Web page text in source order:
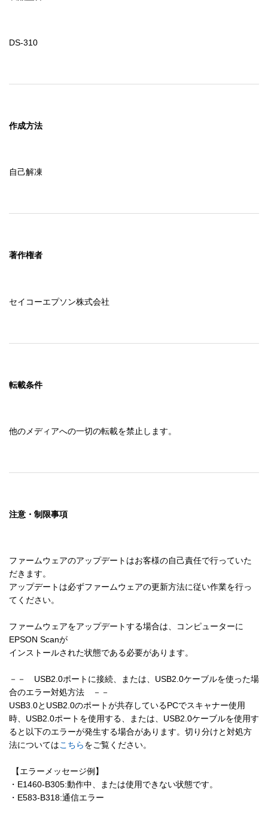
自身がその必要なサービスや補修にかかる費用を負担する
間接損害の責任を負わないものとします。
これは当社及び当社の代理人がそのような可能性を通知
なる場合においても、当社に責任がある場合の上限の賠償
超えないものとします。
ーネットに接続し、当社製品に関するデータまたはその他
使用者の居住国または地域、当社製品の状態等が含まれま
する場合がありますが、使用者の許諾なしに個人を特定で
を使用されるお客様へのサービス向上のために統計資料と
る、また過去に定めた個人情報保護方針に基づいて行われ
釈されるものです。
１０．契約の完全合意性
この契約書は、「ソフトウェア」の使用について、使用
者と当社の間で取り決められた内容のすべてを記載するも
のであり、本件に関して、今までに取り交わした契約（口
頭、文書の両方を含みます）に優先して適用されるもので
この契約書に関して、改訂、変更がなされないものとし
ます。
１１．アメリカ合衆国政府関係者が使用者の場合は以下も
お読みください。
Government End Users.
If you are acquiring the Software on behalf of any unit or ag
ency of the United States Government, the following provisi
ons apply.  The Government agrees:
e (DoD), the Software is classified as "Commercial Comput
er Software" and the Government is acquiring only "restrict
ed rights" in the Software and its documentation as that ter
DS-310
作成方法
自己解凍
著作権者
セイコーエプソン株式会社
転載条件
他のメディアへの一切の転載を禁止します。
注意・制限事項
ファームウェアのアップデートはお客様の自己責任で行っていた
だきます。
アップデートは必ずファームウェアの更新方法に従い作業を行っ
てください。
ファームウェアをアップデートする場合は、コンピューターに
EPSON Scanが
インストールされた状態である必要があります。
－－　USB2.0ポートに接続、または、USB2.0ケーブルを使った場
合のエラー対処方法　－－
USB3.0とUSB2.0のポートが共存しているPCでスキャナー使用
時、USB2.0ポートを使用する、または、USB2.0ケーブルを使用す
ると以下のエラーが発生する場合があります。切り分けと対処方
法についてはこちらをご覧ください。
・E1460-B305:動作中、または使用できない状態です。
・E583-B318:通信エラー